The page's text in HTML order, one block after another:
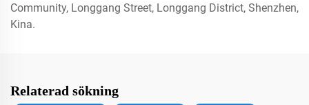
Community, Longgang Street, Longgang District, Shenzhen,
Kina.
Relaterad sökning